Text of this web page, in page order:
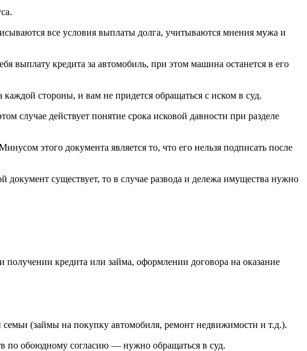
все условия выплаты долга, учитываются мнения мужа и
выплату кредита за автомобиль, при этом машина останется в его
стороны, и вам не придется обращаться с иском в суд.
действует понятие срока исковой давности при разделе
этого документа является то, что его нельзя подписать после
существует, то в случае развода и дележа имущества нужно
кредита или займа, оформлении договора на оказание
семьи (займы на покупку автомобиля, ремонт недвижимости и т.д.).
по обоюдному согласию — нужно обращаться в суд.